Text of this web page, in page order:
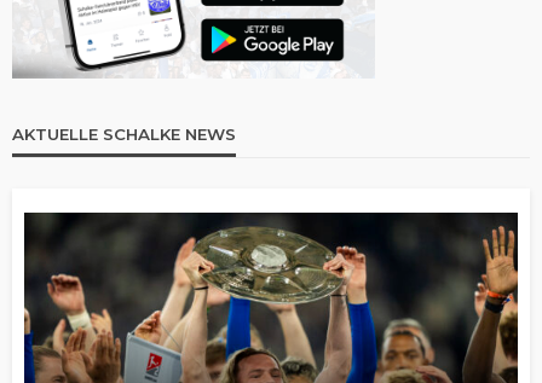
AKTUELLE SCHALKE NEWS